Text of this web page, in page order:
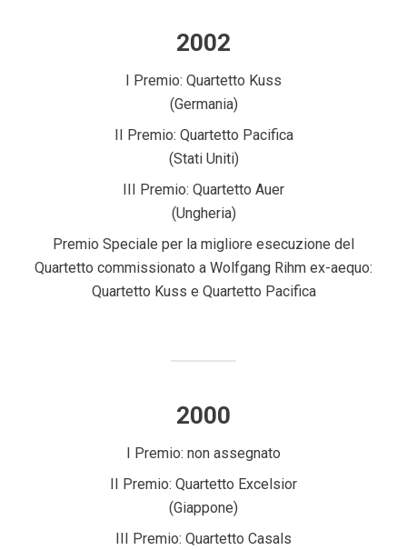
2002
I Premio: Quartetto Kuss
(Germania)
II Premio: Quartetto Pacifica
(Stati Uniti)
III Premio: Quartetto Auer
(Ungheria)
Premio Speciale per la migliore esecuzione del
Quartetto commissionato a Wolfgang Rihm ex-aequo:
Quartetto Kuss e Quartetto Pacifica
2000
I Premio: non assegnato
II Premio: Quartetto Excelsior
(Giappone)
III Premio: Quartetto Casals